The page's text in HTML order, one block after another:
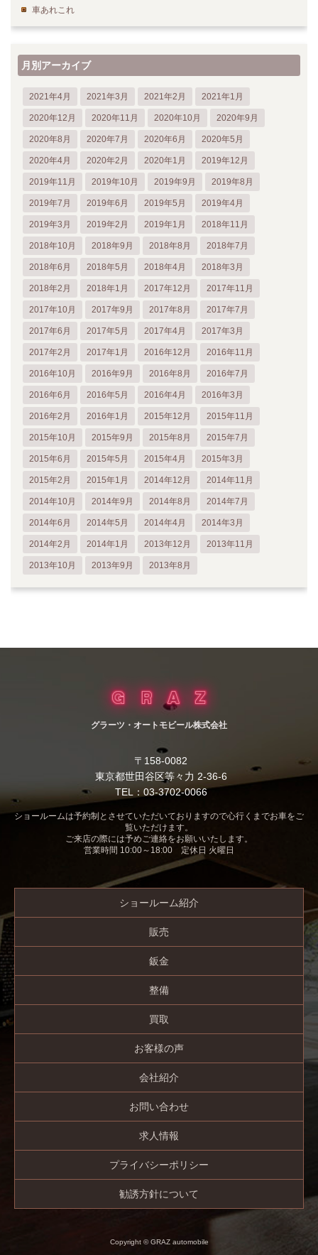
車あれこれ
月別アーカイブ
2021年4月 2021年3月 2021年2月 2021年1月
2020年12月 2020年11月 2020年10月 2020年9月
2020年8月 2020年7月 2020年6月 2020年5月
2020年4月 2020年2月 2020年1月 2019年12月
2019年11月 2019年10月 2019年9月 2019年8月
2019年7月 2019年6月 2019年5月 2019年4月
2019年3月 2019年2月 2019年1月 2018年11月
2018年10月 2018年9月 2018年8月 2018年7月
2018年6月 2018年5月 2018年4月 2018年3月
2018年2月 2018年1月 2017年12月 2017年11月
2017年10月 2017年9月 2017年8月 2017年7月
2017年6月 2017年5月 2017年4月 2017年3月
2017年2月 2017年1月 2016年12月 2016年11月
2016年10月 2016年9月 2016年8月 2016年7月
2016年6月 2016年5月 2016年4月 2016年3月
2016年2月 2016年1月 2015年12月 2015年11月
2015年10月 2015年9月 2015年8月 2015年7月
2015年6月 2015年5月 2015年4月 2015年3月
2015年2月 2015年1月 2014年12月 2014年11月
2014年10月 2014年9月 2014年8月 2014年7月
2014年6月 2014年5月 2014年4月 2014年3月
2014年2月 2014年1月 2013年12月 2013年11月
2013年10月 2013年9月 2013年8月
グラーツ・オートモビール株式会社
〒158-0082
東京都世田谷区等々力 2-36-6
TEL：03-3702-0066
ショールームは予約制とさせていただいておりますので心行くまでお車をご
覧いただけます。
ご来店の際には予めご連絡をお願いいたします。
営業時間 10:00～18:00 定休日 火曜日
ショールーム紹介
販売
鈑金
整備
買取
お客様の声
会社紹介
お問い合わせ
求人情報
プライバシーポリシー
勧誘方針について
Copyright © GRAZ automobile